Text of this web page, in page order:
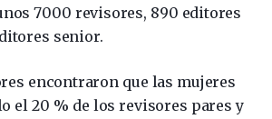
7000 revisores, 890 editores
senior.
encontraron que las mujeres
el 20 % de los revisores pares y